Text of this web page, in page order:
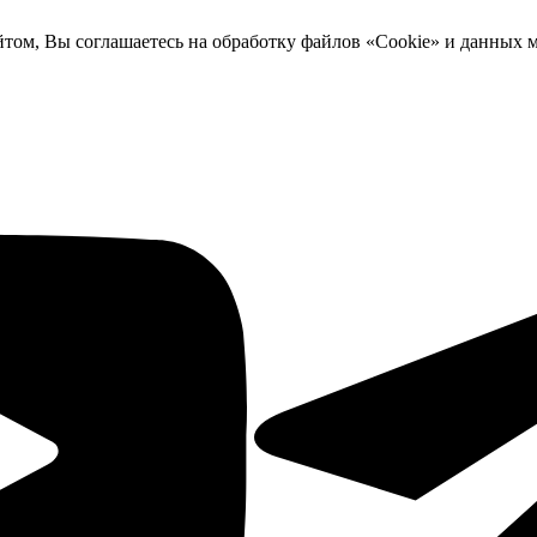
Вы соглашаетесь на обработку файлов «Cookie» и данных